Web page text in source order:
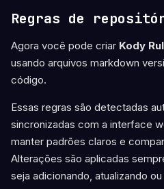
Regras de
Agora você pode criar Kody
usando arquivos markdown
código.
Essas regras são detectadas
sincronizadas com a interface
manter padrões claros e
Alterações são aplicadas
seja adicionando, atualizando